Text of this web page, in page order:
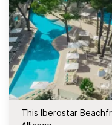
This Iberostar